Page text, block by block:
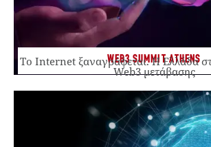
WEB3 SUMMIT ATHENS
Το Internet ξαναγράφεται. Η Ελλάδα
Web3 μετάβασης